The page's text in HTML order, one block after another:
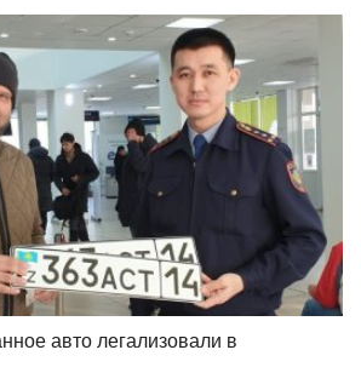
авто легализовали в